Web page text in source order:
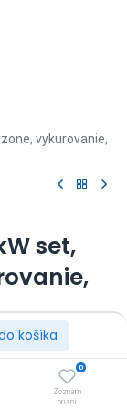
košíka
0
Zoznam
prianí
vykurovanie,
set,